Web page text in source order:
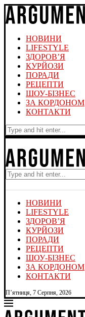
НОВИНИ
LIFESTYLE
ЗДОРОВ’Я
КУРЙОЗИ
ПОРАДИ
РЕЦЕПТИ
ШОУ-БІЗНЕС
ЗА КОРДОНОМ
КОНТАКТИ
НОВИНИ
LIFESTYLE
ЗДОРОВ’Я
КУРЙОЗИ
ПОРАДИ
РЕЦЕПТИ
ШОУ-БІЗНЕС
ЗА КОРДОНОМ
КОНТАКТИ
П’ятниця, 7 Серпня, 2026